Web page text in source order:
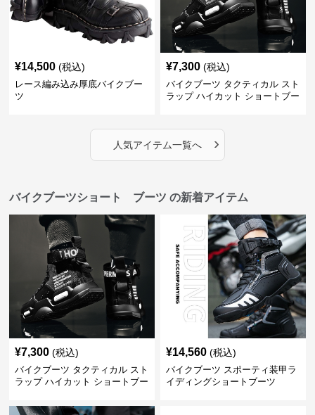
¥14,500 (税込)
レース編み込み厚底バイクブー
ツ
¥7,300 (税込)
バイクブーツ タクティカル スト
ラップ ハイカット ショートブー
人気アイテム一覧へ ›
バイクブーツショート ブーツ の新着アイテム
¥7,300 (税込)
バイクブーツ タクティカル スト
ラップ ハイカット ショートブー
¥14,560 (税込)
バイクブーツ スポーティ装甲ラ
イディングショートブーツ